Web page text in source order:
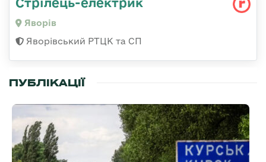
Яворів
Яворівський РТЦК та СП
ПУБЛІКАЦІЇ